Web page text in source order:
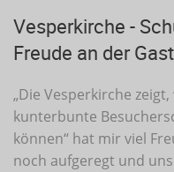
Vesperkirche -
Freude an der
„Die Vesperkirche
kunterbunte
können“ hat mir viel
noch aufgeregt und